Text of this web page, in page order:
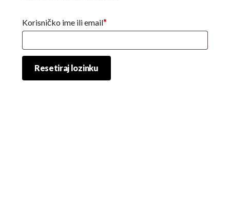
Korisničko ime ili email*
Resetiraj lozinku